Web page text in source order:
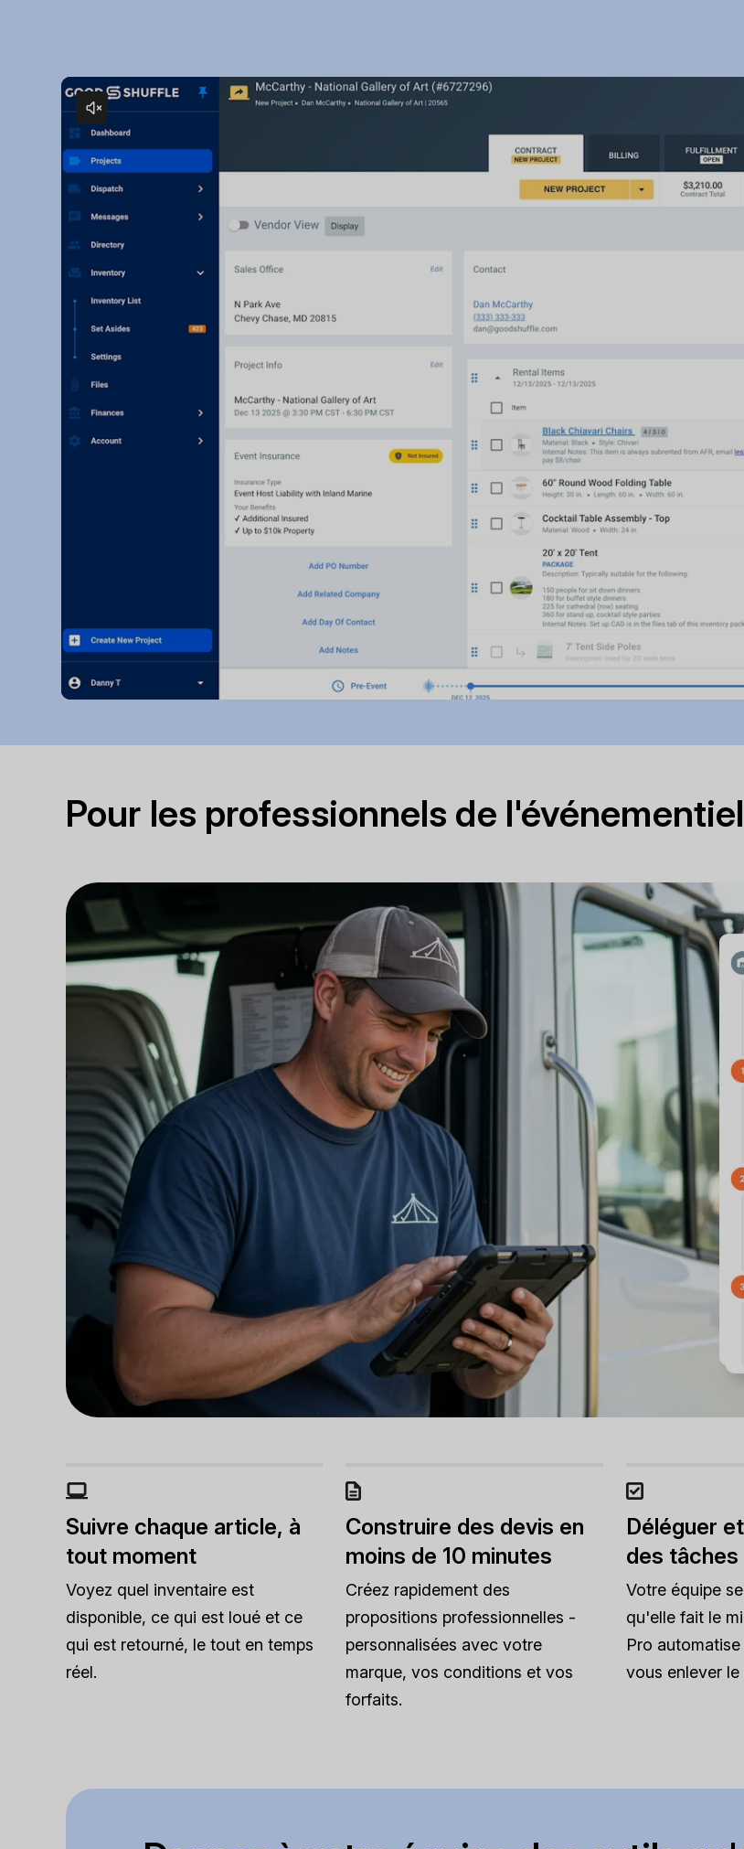
Pour les professionnels de
Suivre chaque article, à
tout moment
Voyez quel inventaire est
disponible, ce qui est loué et ce
qui est retourné, le tout en temps
réel.
Construire des devis en
moins de 10 minutes
Créez rapidement des
propositions professionnelles -
personnalisées avec votre
marque, vos conditions et vos
forfaits.
Déléguer
des tâches
Votre équipe
qu'elle fait le
Pro
vous enlever